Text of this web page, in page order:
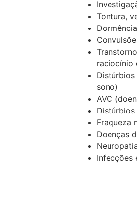
Tontura,
raciocínio
Distúrbios
sono)
AVC
Fraqueza
Doenças
Infecções